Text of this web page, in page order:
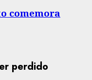
comemora
perdido